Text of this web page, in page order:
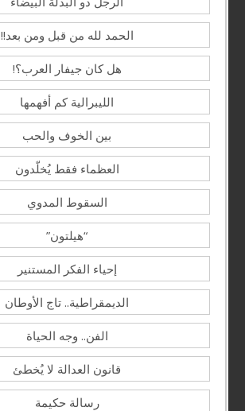
الحمد لله من قبل ومن بعد!!
هل كان جيفار العرب؟!
الليبرالية كم أفهمها
بين الخوف والحب
العظماء فقط يُخلّدون
السقوط المدوي
“هيلتون”
إحياء الفكر المستنير
الديمقراطية.. تاج الأوطان
الفن.. وجه الحياة
قانون العدالة لا يُخطئ
رسالة حكيمة